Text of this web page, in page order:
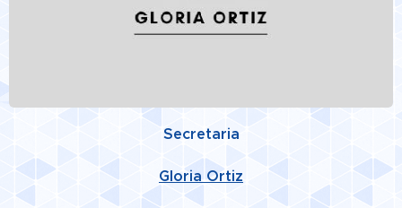
Secretaria
Gloria Ortiz